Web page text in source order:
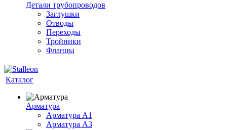
Детали трубопроводов
Заглушки
Отводы
Переходы
Тройники
Фланцы
Каталог
Арматура
Арматура A1
Арматура А3